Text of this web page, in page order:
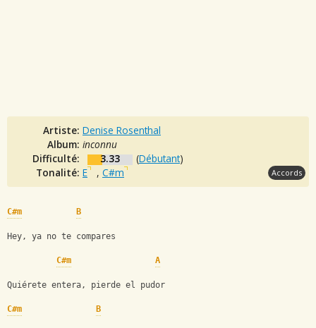
Artiste: Denise Rosenthal
Album: inconnu
Difficulté:
3.33 (Débutant)
Tonalité: E , C#m Accords
C#m B
Hey, ya no te compares
C#m A
Quiérete entera, pierde el pudor
C#m B